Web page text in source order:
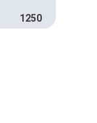
1250